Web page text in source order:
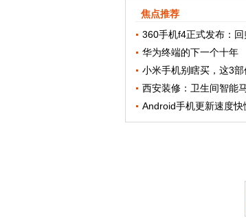
焦点推荐
360手机f4正式发布：回
华为终端的下一个十年
小米手机别瞎买，这3
西安装修：卫生间智能
Android手机更新速度快